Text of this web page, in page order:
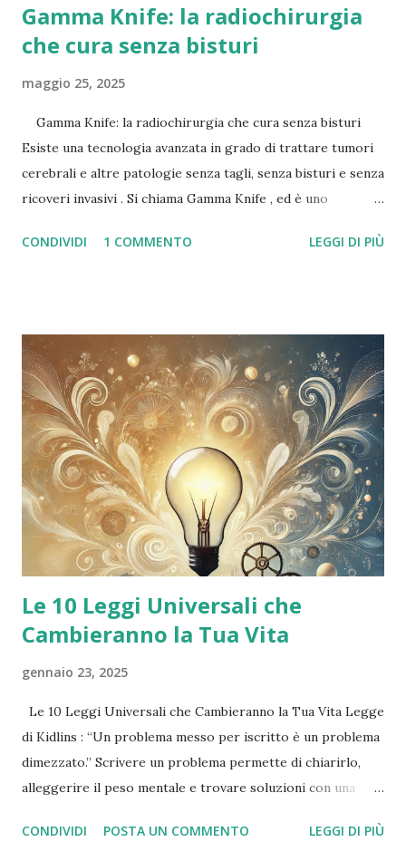
Gamma Knife: la radiochirurgia
che cura senza bisturi
maggio 25, 2025
Gamma Knife: la radiochirurgia che cura senza bisturi
Esiste una tecnologia avanzata in grado di trattare tumori
cerebrali e altre patologie senza tagli, senza bisturi e senza
ricoveri invasivi . Si chiama Gamma Knife , ed è uno
precisione , usato in alcune delle migliori strutture
altamente focalizzati per colpire in modo selettivo le
lesioni cerebrali, senza danneggiare i tessuti sani
circostanti . Viene eseguito senza incisioni , in un’unica
seduta, e spesso non richiede nemmeno l’anestesia
generale . Dopo il trattamento, il paziente può tornare a
casa nello stesso giorno . A cosa serve? Il Gamma Knife è
indicato per: Meningiomi Nevralgia del trigemino Metastasi
cerebrali Adenomi ipofisari Malformazioni arte...
CONDIVIDI 1 COMMENTO LEGGI DI PIÙ
Le 10 Leggi Universali che
Cambieranno la Tua Vita
gennaio 23, 2025
Le 10 Leggi Universali che Cambieranno la Tua Vita Legge
di Kidlins : “Un problema messo per iscritto è un problema
dimezzato.” Scrivere un problema permette di chiarirlo,
alleggerire il peso mentale e trovare soluzioni con una
qualcosa, più è probabile che accadrà.” Concentrarsi sulle
CONDIVIDI POSTA UN COMMENTO LEGGI DI PIÙ